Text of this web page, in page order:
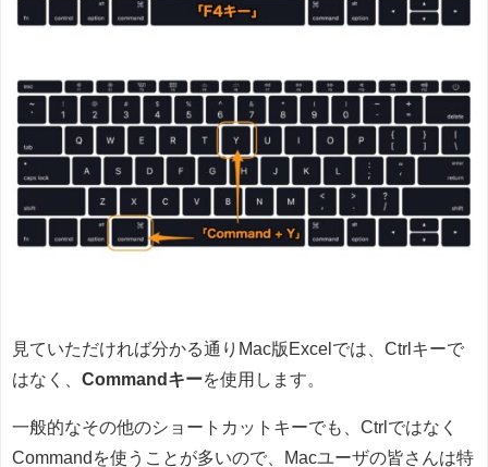
見ていただければ分かる通りMac版Excelでは、Ctrlキーで
はなく、 Commandキーを使用します。
一般的なその他のショートカットキーでも、Ctrlではなく
Commandを使うことが多いので、Macユーザの皆さんは特